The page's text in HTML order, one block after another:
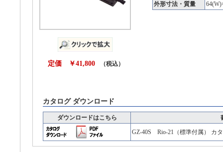
外形寸法・質量
定価 ￥41,800 （税込）
カタログ ダウンロード
ダウンロードはこちら
GZ-40S Rio-21（標準付属） カ